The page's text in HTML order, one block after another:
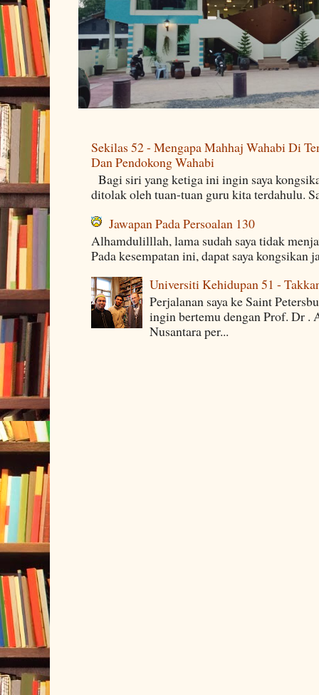
Sekilas 52 - Mengapa Mahhaj Wahabi Di
Dan Pendokong Wahabi
Bagi siri yang ketiga ini ingin saya
ditolak oleh tuan-tuan guru kita terdahulu.
Jawapan Pada Persoalan 130
Alhamdulilllah, lama sudah saya tidak
Pada kesempatan ini, dapat saya kongsikan
Universiti Kehidupan 51 -
Perjalanan saya ke Saint
ingin bertemu dengan Prof. Dr
Nusantara per...